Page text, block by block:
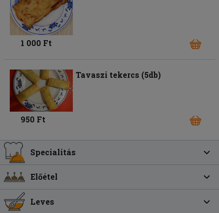
1 000 Ft
Tavaszi tekercs (5db)
950 Ft
Specialitás
Előétel
Leves